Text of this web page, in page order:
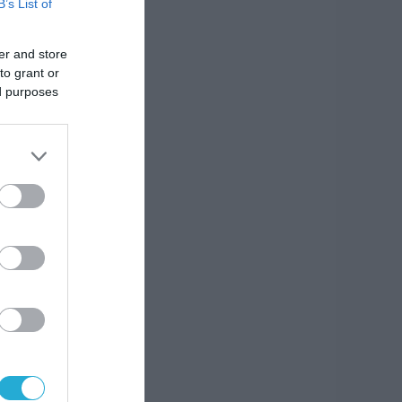
List of
and store
grant or
purposes